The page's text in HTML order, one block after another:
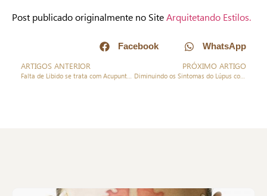
Post publicado originalmente no SiteArquitetando Estilos.
Facebook
WhatsApp
ARTIGOS ANTERIOR
PRÓXIMO ARTIGO
Diminuindo os Sintomas do Lúpus com Acupuntura